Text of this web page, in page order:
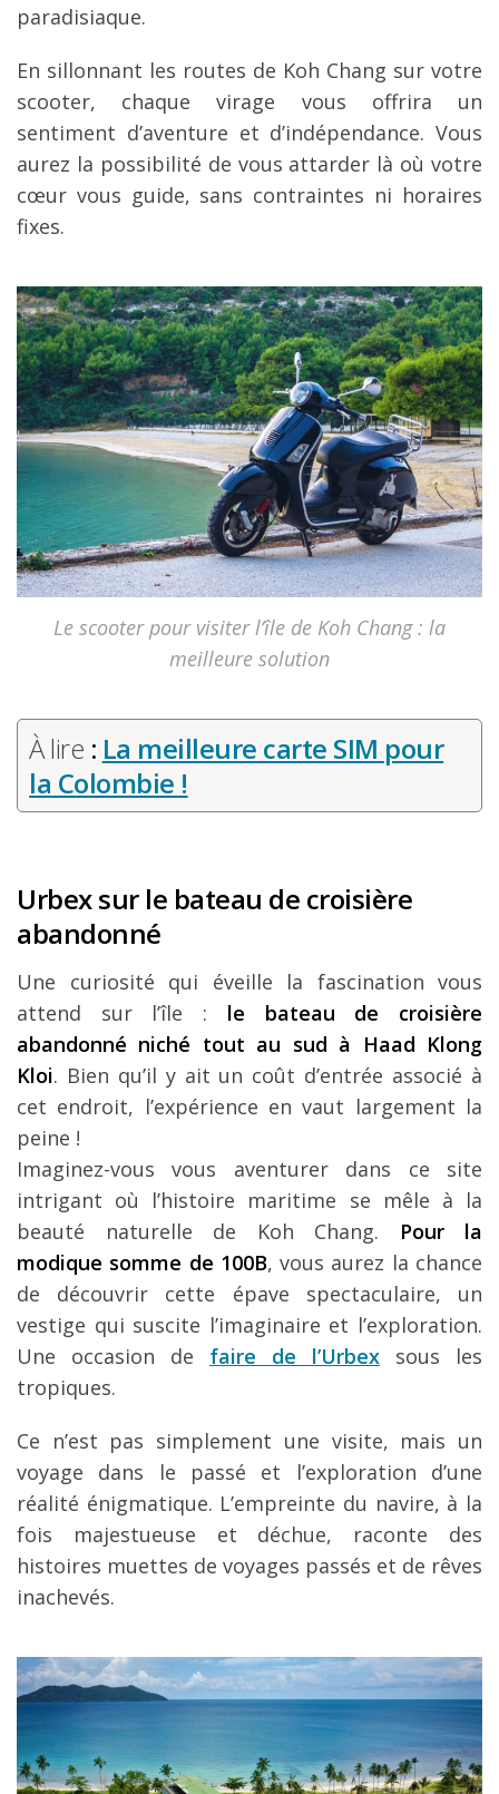
paradisiaque.
En sillonnant les routes de Koh Chang sur votre
scooter, chaque virage vous offrira un
sentiment d’aventure et d’indépendance. Vous
aurez la possibilité de vous attarder là où votre
cœur vous guide, sans contraintes ni horaires
fixes.
Le scooter pour visiter l’île de Koh Chang : la
meilleure solution
À lire : La meilleure carte SIM pour
la Colombie !
Urbex sur le bateau de croisière
abandonné
Une curiosité qui éveille la fascination vous
attend sur l’île : le bateau de croisière
abandonné niché tout au sud à Haad Klong
Kloi. Bien qu’il y ait un coût d’entrée associé à
cet endroit, l’expérience en vaut largement la
peine !
Imaginez-vous vous aventurer dans ce site
intrigant où l’histoire maritime se mêle à la
beauté naturelle de Koh Chang.
Pour la
modique somme de 100B, vous aurez la chance
de découvrir cette épave spectaculaire, un
vestige qui suscite l’imaginaire et l’exploration.
Une occasion de faire de l’Urbex sous les
tropiques.
Ce n’est pas simplement une visite, mais un
voyage dans le passé et l’exploration d’une
réalité énigmatique. L’empreinte du navire, à la
fois majestueuse et déchue, raconte des
histoires muettes de voyages passés et de rêves
inachevés.